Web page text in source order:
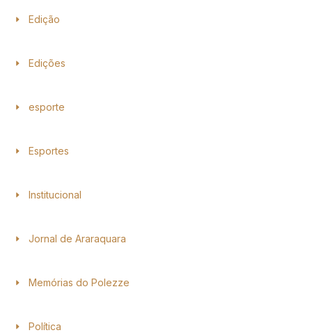
Edição
Edições
esporte
Esportes
Institucional
Jornal de Araraquara
Memórias do Polezze
Política